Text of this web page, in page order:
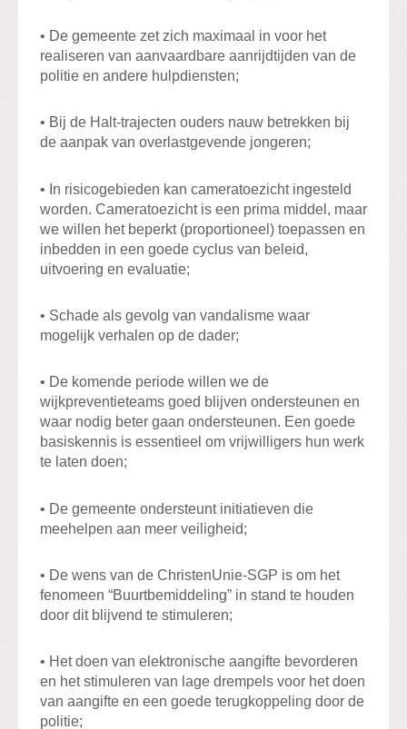
• De gemeente zet zich maximaal in voor het
realiseren van aanvaardbare aanrijdtijden van de
politie en andere hulpdiensten;
• Bij de Halt-trajecten ouders nauw betrekken bij
de aanpak van overlastgevende jongeren;
• In risicogebieden kan cameratoezicht ingesteld
worden. Cameratoezicht is een prima middel, maar
we willen het beperkt (proportioneel) toepassen en
inbedden in een goede cyclus van beleid,
uitvoering en evaluatie;
• Schade als gevolg van vandalisme waar
mogelijk verhalen op de dader;
• De komende periode willen we de
wijkpreventieteams goed blijven ondersteunen en
waar nodig beter gaan ondersteunen. Een goede
basiskennis is essentieel om vrijwilligers hun werk
te laten doen;
• De gemeente ondersteunt initiatieven die
meehelpen aan meer veiligheid;
• De wens van de ChristenUnie-SGP is om het
fenomeen “Buurtbemiddeling” in stand te houden
door dit blijvend te stimuleren;
• Het doen van elektronische aangifte bevorderen
en het stimuleren van lage drempels voor het doen
van aangifte en een goede terugkoppeling door de
politie;